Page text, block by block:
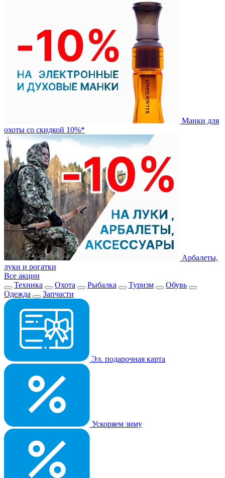
Манки для
охоты со скидкой 10%*
Арбалеты,
луки и рогатки
Все акции
Техника
Охота Рыбалка Туризм
Обувь
Одежда
Запчасти
Эл. подарочная карта
Ускоряем зиму